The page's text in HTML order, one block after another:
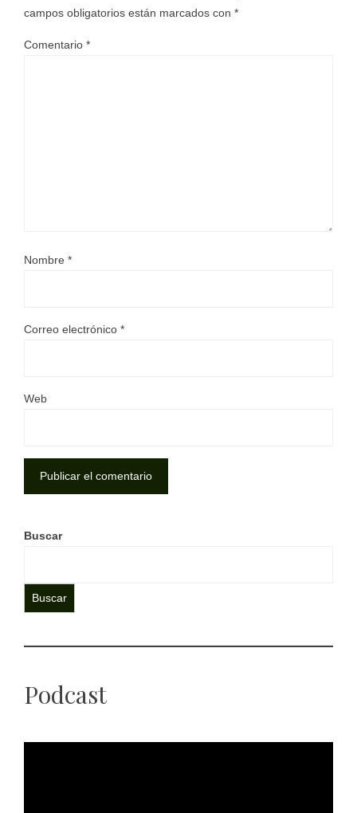
campos obligatorios están marcados con *
Comentario *
Nombre *
Correo electrónico *
Web
Buscar
Buscar
Podcast